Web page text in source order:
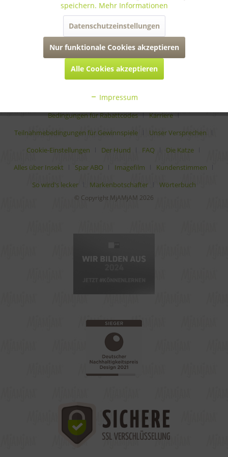
informationen
rechtliches
* Alle Preise inkl. gesetzl. Mehrwertsteuer zzgl.Versandkosten
Analytische Bestandteile
Auszeichnungen
Bedingungen für Rabattcodes
Karriere
Teilnahmebedingungen für Gewinnspiele
Unser Versprechen
Cookie-Einstellungen
Der Hund FAQ
Die Katze
Alles über Insekt
Spar ABO Imagefilm
Kundenstimmen
So wird's lecker
Markenbotschafter Wörterbuch
© Copyright MjAMjAM 2026
speichern. Mehr Informationen
Datenschutzeinstellungen
Nur funktionale Cookies akzeptieren
Alle Cookies akzeptieren
Impressum